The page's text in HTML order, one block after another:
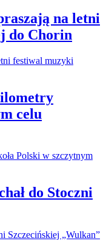
na letni
do Chorin
celu
do Stoczni